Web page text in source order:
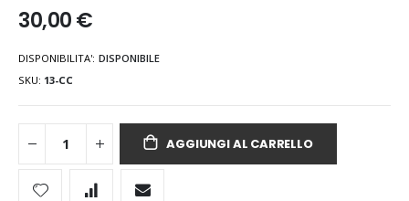
30,00 €
DISPONIBILITA': DISPONIBILE
SKU 13-CC
AGGIUNGI AL CARRELLO